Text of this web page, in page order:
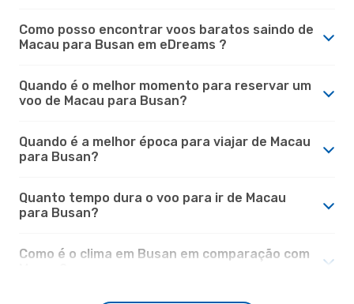
Como posso encontrar voos baratos saindo de
Macau para Busan em eDreams ?
Quando é o melhor momento para reservar um
voo de Macau para Busan?
Quando é a melhor época para viajar de Macau
para Busan?
Quanto tempo dura o voo para ir de Macau
para Busan?
Como é o clima em Busan em comparação com